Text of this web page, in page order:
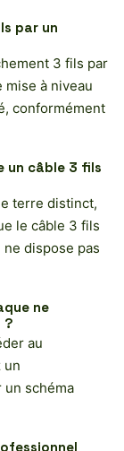
par un
3 fils par
à niveau
conformément
un câble 3 fils
terre distinct,
le câble 3 fils
dispose pas
ne
?
au
un
schéma